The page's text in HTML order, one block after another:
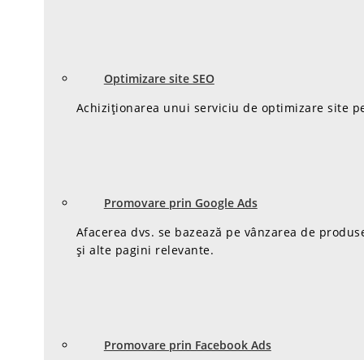
Optimizare site SEO
Achiziționarea unui serviciu de optimizare site
Promovare prin Google Ads
Afacerea dvs. se bazează pe vânzarea de
și alte pagini relevante.
Promovare prin Facebook Ads